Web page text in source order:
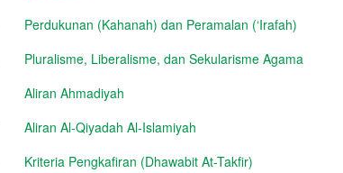
Perdukunan (Kahanah) dan Peramalan (‘Irafah)
Pluralisme, Liberalisme, dan Sekularisme Agama
Aliran Ahmadiyah
Aliran Al-Qiyadah Al-Islamiyah
Kriteria Pengkafiran (Dhawabit At-Takfir)